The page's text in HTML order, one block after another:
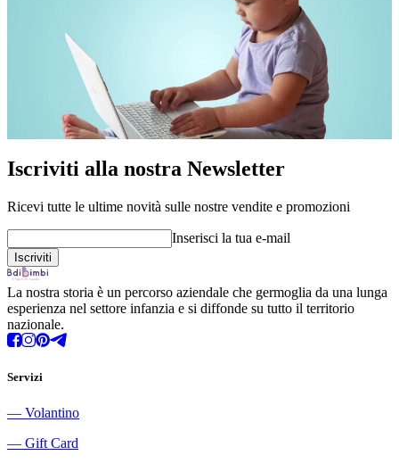
Iscriviti alla nostra Newsletter
Ricevi tutte le ultime novità sulle nostre vendite e promozioni
Inserisci la tua e-mail
La nostra storia è un percorso aziendale che germoglia da una lunga
esperienza nel settore infanzia e si diffonde su tutto il territorio
nazionale.
Servizi
― Volantino
― Gift Card